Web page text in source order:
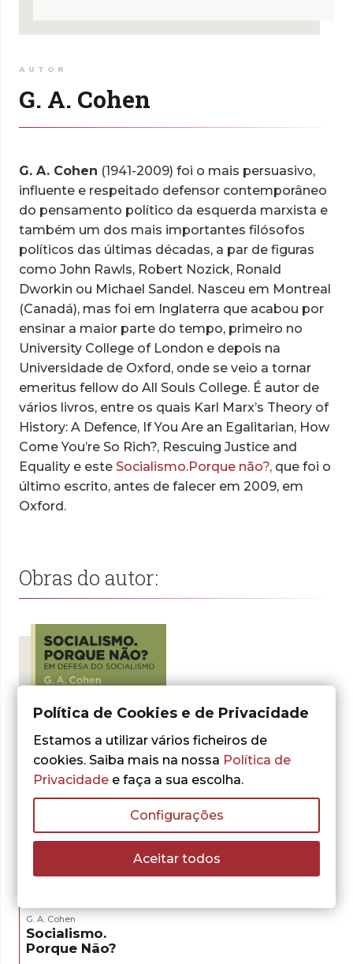
AUTOR
G. A. Cohen
G. A. Cohen (1941-2009) foi o mais persuasivo,
influente e respeitado defensor contemporâneo
do pensamento político da esquerda marxista e
também um dos mais importantes filósofos
políticos das últimas décadas, a par de figuras
como John Rawls, Robert Nozick, Ronald
Dworkin ou Michael Sandel. Nasceu em Montreal
(Canadá), mas foi em Inglaterra que acabou por
ensinar a maior parte do tempo, primeiro no
University College of London e depois na
Universidade de Oxford, onde se veio a tornar
emeritus fellow do All Souls College. É autor de
vários livros, entre os quais Karl Marx’s Theory of
History: A Defence, If You Are an Egalitarian, How
Come You’re So Rich?, Rescuing Justice and
Equality e este Socialismo.Porque não?, que foi o
último escrito, antes de falecer em 2009, em
Oxford.
Obras do autor:
- 30%
G. A. Cohen
Socialismo.
Porque Não?
Política de Cookies e de Privacidade
Estamos a utilizar vários ficheiros de
cookies. Saiba mais na nossa Política de
Privacidade e faça a sua escolha.
Configurações
Aceitar todos